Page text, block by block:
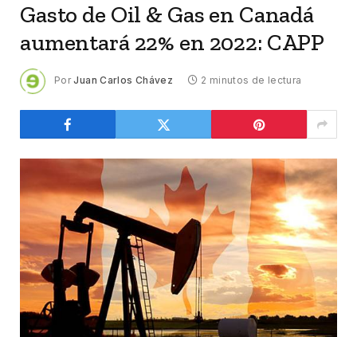
Gasto de Oil & Gas en Canadá
aumentará 22% en 2022: CAPP
Por Juan Carlos Chávez 2 minutos de lectura